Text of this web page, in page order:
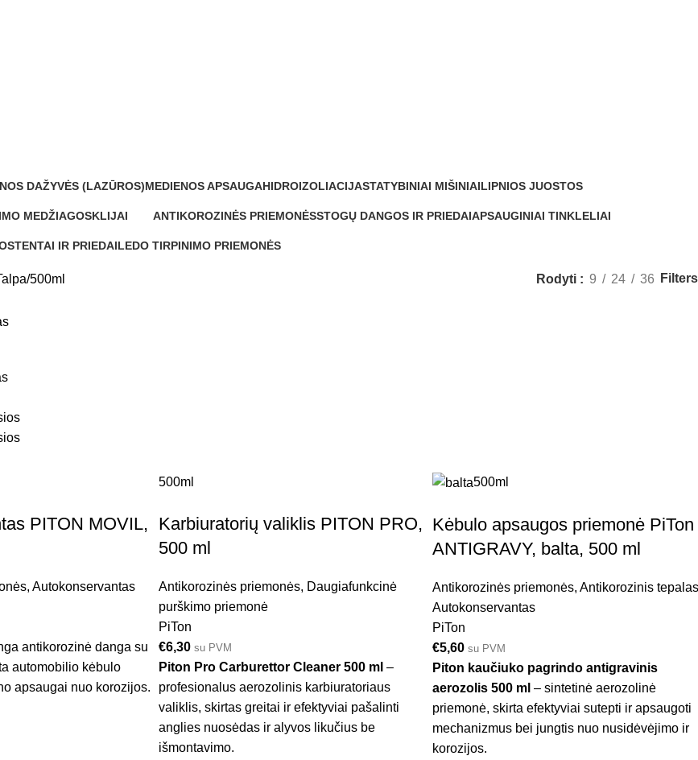
DAŽYVĖS (LAZŪROS)MEDIENOS APSAUGAHIDROIZOLIACIJASTATYBINIAI MIŠINIAILIPNIOS JUOSTOS
MEDŽIAGOSKLIJAI
ANTIKOROZINĖS PRIEMONĖSSTOGŲ DANGOS IR PRIEDAIAPSAUGINIAI TINKLELIAI
TENTAI IR PRIEDAILEDO TIRPINIMO PRIEMONĖS
500ml Rodyti 9 24 36 Filters
PITON MOVIL,
, Autokonservantas
antikorozinė danga su
automobilio kėbulo
apsaugai nuo korozijos.
500ml
Karbiuratorių valiklis PITON PRO,
500 ml
Antikorozinės priemonės, Daugiafunkcinė
purškimo priemonė
PiTon
€6,30 su PVM
Piton Pro Carburettor Cleaner 500 ml –
profesionalus aerozolinis karbiuratoriaus
valiklis, skirtas greitai ir efektyviai pašalinti
anglies nuosėdas ir alyvos likučius be
išmontavimo.
500ml
Kėbulo apsaugos priemonė PiTon
ANTIGRAVY, balta, 500 ml
Antikorozinės priemonės, Antikorozinis tepalas
Autokonservantas
PiTon
€5,60 su PVM
Piton kaučiuko pagrindo antigravinis
aerozolis 500 ml – sintetinė aerozolinė
priemonė, skirta efektyviai sutepti ir apsaugoti
mechanizmus bei jungtis nuo nusidėvėjimo ir
korozijos.